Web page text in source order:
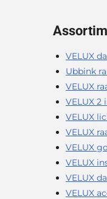
VELUX
Ubbink
VELUX
VELUX 2
VELUX
VELUX
VELUX
VELUX
VELUX
VELUX